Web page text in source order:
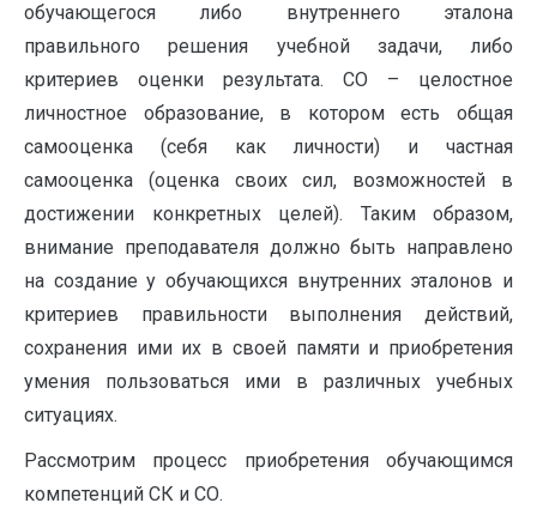
обучающегося либо внутреннего эталона
правильного решения учебной задачи, либо
критериев оценки результата. СО – целостное
личностное образование, в котором есть общая
самооценка (себя как личности) и частная
самооценка (оценка своих сил, возможностей в
достижении конкретных целей). Таким образом,
внимание преподавателя должно быть направлено
на создание у обучающихся внутренних эталонов и
критериев правильности выполнения действий,
сохранения ими их в своей памяти и приобретения
умения пользоваться ими в различных учебных
ситуациях.
Рассмотрим процесс приобретения обучающимся
компетенций СК и СО.